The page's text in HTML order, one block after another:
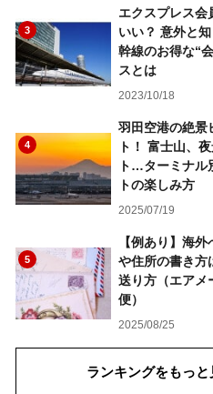
3
エクスプレス会
いい？ 意外と
幹線のお得な“
スとは
2023/10/18
4
羽田空港の絶景
ト！ 富士山、
ト…ターミナル
トの楽しみ方
2025/07/19
5
【例あり】海
や住所の書き方
送り方（エアメ
便）
2025/08/25
ランキングをもっと